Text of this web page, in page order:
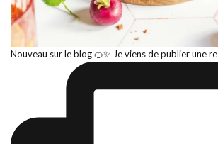
Nouveau sur le blog 🍊✨ Je viens de publier une re